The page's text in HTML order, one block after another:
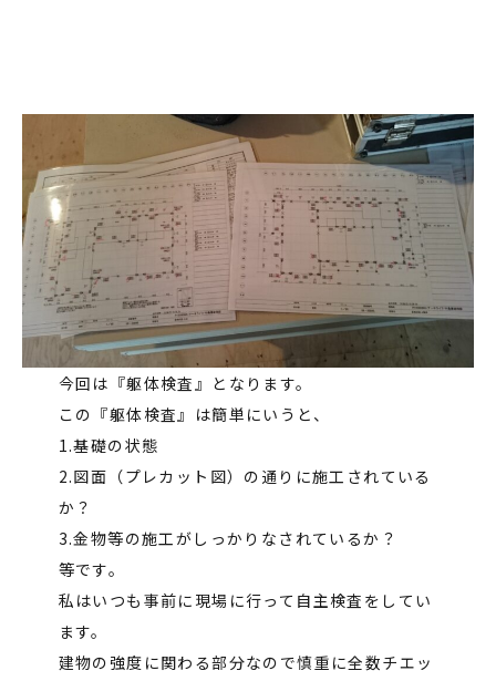
今回は『躯体検査』となります。
この『躯体検査』は簡単にいうと、
1.基礎の状態
2.図面（プレカット図）の通りに施工されている
か？
3.金物等の施工がしっかりなされているか？
等です。
私はいつも事前に現場に行って自主検査をしてい
ます。
建物の強度に関わる部分なので慎重に全数チエッ